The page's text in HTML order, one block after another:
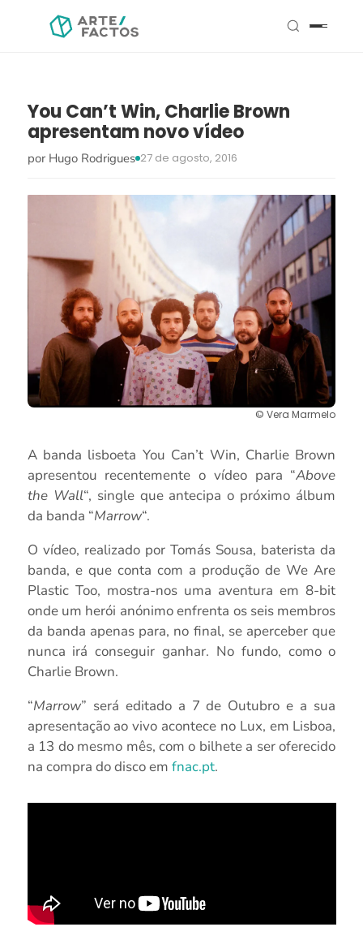
You Can’t Win, Charlie Brown
apresentam novo vídeo
por Hugo Rodrigues 27 de agosto, 2016
© Vera Marmelo
A banda lisboeta You Can’t Win, Charlie Brown
apresentou recentemente o vídeo para “Above
the Wall“, single que antecipa o próximo álbum
da banda “Marrow“.
O vídeo, realizado por Tomás Sousa, baterista da
banda, e que conta com a produção de We Are
Plastic Too, mostra-nos uma aventura em 8-bit
onde um herói anónimo enfrenta os seis membros
da banda apenas para, no final, se aperceber que
nunca irá conseguir ganhar. No fundo, como o
Charlie Brown.
“Marrow” será editado a 7 de Outubro e a sua
apresentação ao vivo acontece no Lux, em Lisboa,
a 13 do mesmo mês, com o bilhete a ser oferecido
na compra do disco em fnac.pt.